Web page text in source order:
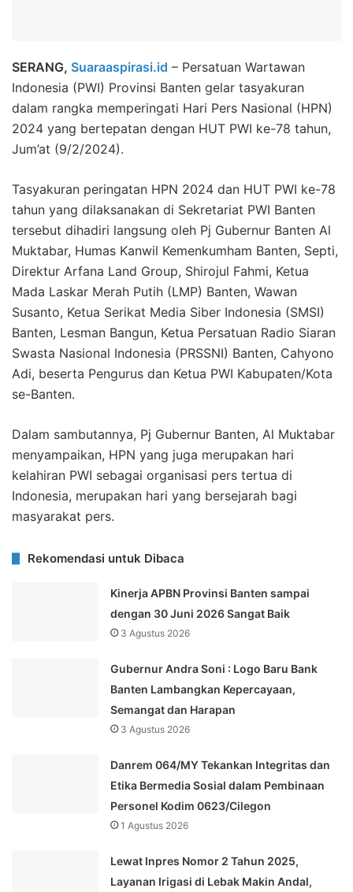
SERANG, Suaraaspirasi.id – Persatuan Wartawan
Indonesia (PWI) Provinsi Banten gelar tasyakuran
dalam rangka memperingati Hari Pers Nasional (HPN)
2024 yang bertepatan dengan HUT PWI ke-78 tahun,
Jum’at (9/2/2024).
Tasyakuran peringatan HPN 2024 dan HUT PWI ke-78
tahun yang dilaksanakan di Sekretariat PWI Banten
tersebut dihadiri langsung oleh Pj Gubernur Banten Al
Muktabar, Humas Kanwil Kemenkumham Banten, Septi,
Direktur Arfana Land Group, Shirojul Fahmi, Ketua
Mada Laskar Merah Putih (LMP) Banten, Wawan
Susanto, Ketua Serikat Media Siber Indonesia (SMSI)
Banten, Lesman Bangun, Ketua Persatuan Radio Siaran
Swasta Nasional Indonesia (PRSSNI) Banten, Cahyono
Adi, beserta Pengurus dan Ketua PWI Kabupaten/Kota
se-Banten.
Dalam sambutannya, Pj Gubernur Banten, Al Muktabar
menyampaikan, HPN yang juga merupakan hari
kelahiran PWI sebagai organisasi pers tertua di
Indonesia, merupakan hari yang bersejarah bagi
masyarakat pers.
Rekomendasi untuk Dibaca
Kinerja APBN Provinsi Banten sampai
dengan 30 Juni 2026 Sangat Baik
3 Agustus 2026
Gubernur Andra Soni : Logo Baru Bank
Banten Lambangkan Kepercayaan,
Semangat dan Harapan
3 Agustus 2026
Danrem 064/MY Tekankan Integritas dan
Etika Bermedia Sosial dalam Pembinaan
Personel Kodim 0623/Cilegon
1 Agustus 2026
Lewat Inpres Nomor 2 Tahun 2025,
Layanan Irigasi di Lebak Makin Andal,